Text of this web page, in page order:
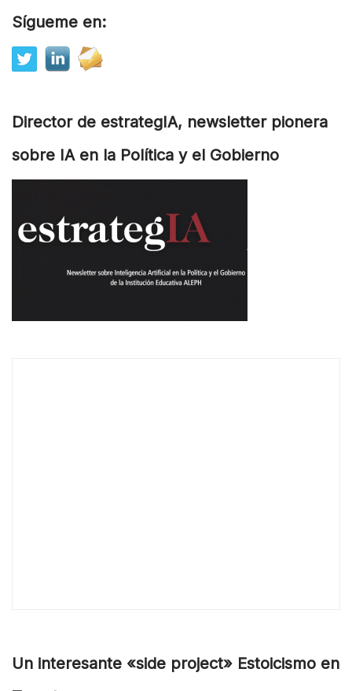
Sígueme en:
Director de estrategIA, newsletter pionera
sobre IA en la Política y el Gobierno
Un interesante «side project» Estoicismo en